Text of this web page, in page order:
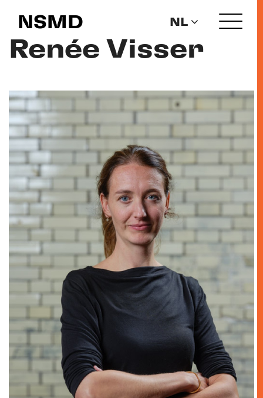
NSMD NL
Renée Visser